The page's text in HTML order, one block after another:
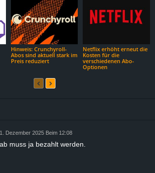
Hinweis: Crunchyroll-
Abos sind aktuell stark im
Preis reduziert
Netflix erhöht erneut die
Kosten für die
verschiedenen Abo-
Optionen
Dezember 2025 Beim 12:08
muss ja bezahlt werden.